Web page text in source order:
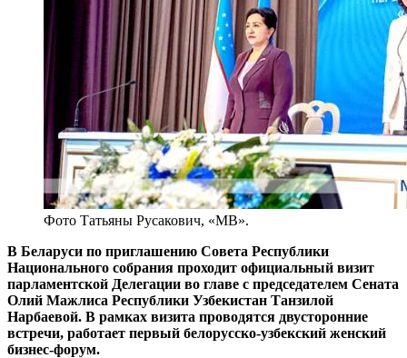
Фото Татьяны Русакович, «МВ».
В Беларуси по приглашению Совета Республики
Национального собрания проходит официальный визит
парламентской Делегации во главе с председателем Сената
Олий Мажлиса Республики Узбекистан Танзилой
Нарбаевой. В рамках визита проводятся двусторонние
встречи, работает первый белорусско-узбекский женский
бизнес-форум.